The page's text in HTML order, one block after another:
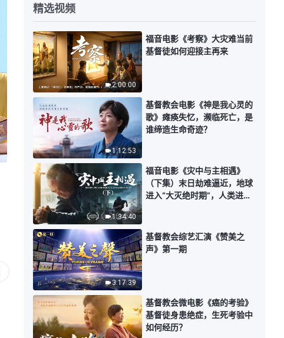
除之人感到惋惜对吗？该如何衡量
才合乎真理原则？
40:49
基督徒的经历见证 第866期《走
出母亲离世的阴霾》
24:44
基督徒的经历见证 第865期《在
临到的小事上也能学功课》
29:56
基督徒的经历见证 第864期《我
才认识自己太诡诈》
30:31
基督徒的经历见证《我看见自己说
话的背后总有掺杂》看似诚恳的寻
求问题背后隐藏怎样不可告人的目
的？肖凡工作果效差，她假装向负
责人寻求帮助，试图掩饰自己的问
题。然而，她的“万全之策”却引发
了更多的问题……
37:22
基督徒的经历见证 第862期《知
恩图报是做人的原则吗》
精选视频
2:00:00
福音电影《考察》大灾难当前
基督徒如何迎接主再来
1:12:53
基督教会电影《神是我心灵的
歌》瘫痪失忆，濒临死亡，是
谁缔造生命奇迹？
1:34:40
福音电影《灾中与主相遇》
（下集）末日劫难逼近，地球
进入“大灭绝时期”，人类进入
3:17:39
基督教会综艺汇演《赞美之
声》第一期
基督教会微电影《癌的考验》
基督徒身患绝症，生死考验中
如何经历？